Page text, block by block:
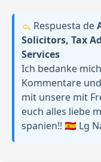
Respuesta de
Solicitors, Tax
Services
Ich bedanke
Kommentare
mit unsere mit
euch alles liebe
spanien!! 🇪🇸 Lg